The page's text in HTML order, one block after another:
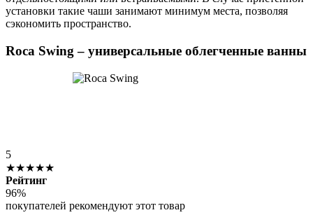
установки такие чаши занимают минимум места, позволяя
сэкономить пространство.
Roca Swing – универсальные облегченные ванны
5
★★★★★
Рейтинг
96%
покупателей рекомендуют этот товар